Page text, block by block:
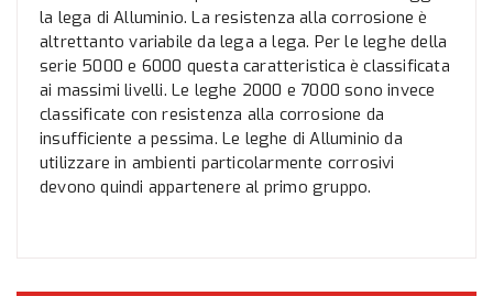
la lega di Alluminio. La resistenza alla corrosione è
altrettanto variabile da lega a lega. Per le leghe della
serie 5000 e 6000 questa caratteristica è classificata
ai massimi livelli. Le leghe 2000 e 7000 sono invece
classificate con resistenza alla corrosione da
insufficiente a pessima. Le leghe di Alluminio da
utilizzare in ambienti particolarmente corrosivi
devono quindi appartenere al primo gruppo.